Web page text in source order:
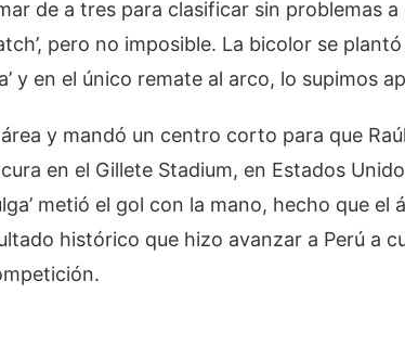
de a tres para clasificar sin problemas
pero no imposible. La bicolor se
y en el único remate al arco, lo supimos
área y mandó un centro corto para que
en el Gillete Stadium, en Estados
metió el gol con la mano, hecho que el
histórico que hizo avanzar a Perú a